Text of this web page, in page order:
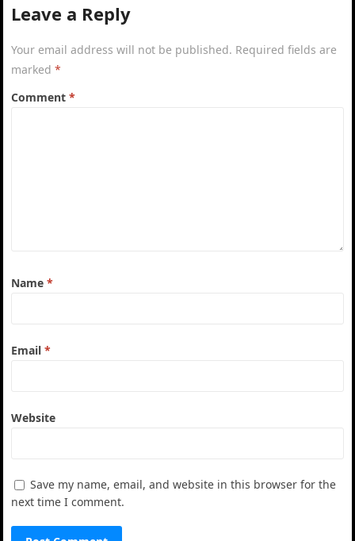
Leave a Reply
Your email address will not be published. Required fields are
marked*
Comment*
Name*
Email*
Website
Save my name, email, and website in this browser for the
next time I comment.